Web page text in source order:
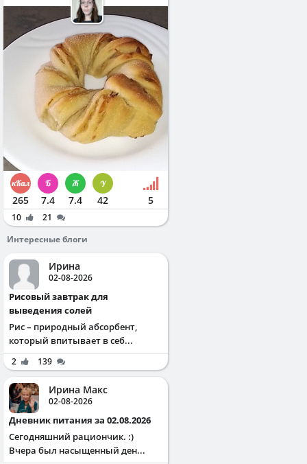
265 7.4 7.4 42 5
10
21
Интересные блоги
Ирина
02-08-2026
Рисовый завтрак для
выведения солей
Рис – природный абсорбент,
который впитывает в себ...
2 139
Ирина Макс
02-08-2026
Дневник питания за 02.08.2026
Сегодняшний рациончик. :)
Вчера был насыщенный ден...